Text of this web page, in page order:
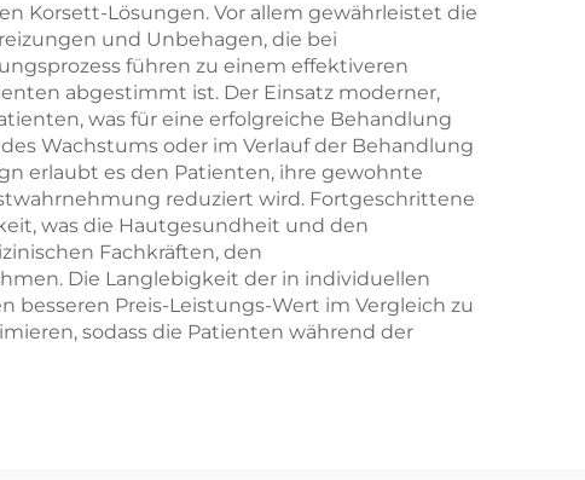
Korsett-Lösungen. Vor allem gewährleistet die
und Unbehagen, die bei
führen zu einem effektiveren
abgestimmt ist. Der Einsatz moderner,
was für eine erfolgreiche Behandlung
Wachstums oder im Verlauf der Behandlung
erlaubt es den Patienten, ihre gewohnte
reduziert wird. Fortgeschrittene
was die Hautgesundheit und den
Fachkräften, den
Die Langlebigkeit der in individuellen
Preis-Leistungs-Wert im Vergleich zu
sodass die Patienten während der